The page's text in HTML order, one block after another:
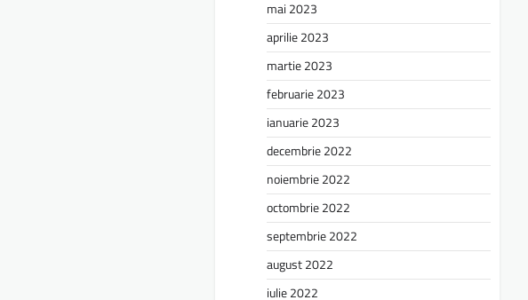
mai 2023
aprilie 2023
martie 2023
februarie 2023
ianuarie 2023
decembrie 2022
noiembrie 2022
octombrie 2022
septembrie 2022
august 2022
iulie 2022